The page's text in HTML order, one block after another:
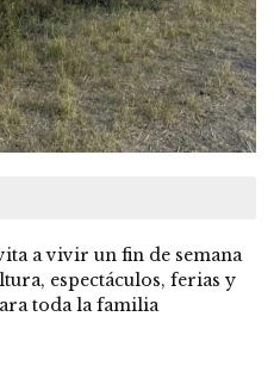
a vivir un fin de semana
espectáculos, ferias y
toda la familia